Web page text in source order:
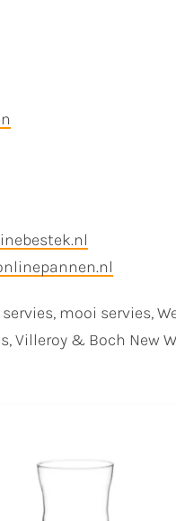
mooi servies,
Villeroy & Boch New